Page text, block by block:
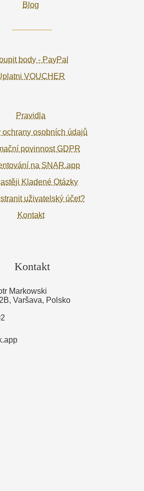
Blog
body - PayPal
VOUCHER
Pravidla
ochrany osobních údajů
povinnost GDPR
na SNAR.app
Kladené Otázky
uživatelský účet?
Kontakt
Kontakt
Markowski
Varšava, Polsko